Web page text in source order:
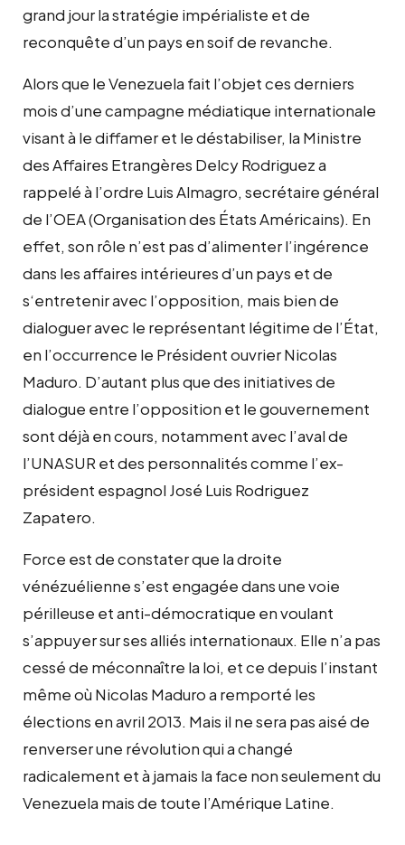
grand jour la stratégie impérialiste et de
reconquête d’un pays en soif de revanche.
Alors que le Venezuela fait l’objet ces derniers
mois d’une campagne médiatique internationale
visant à le diffamer et le déstabiliser, la Ministre
desAffaires Etrangères Delcy Rodriguez a
rappelé à l’ordre Luis Almagro, secrétaire général
de l’OEA (Organisation des États Américains). En
effet, son rôle n’est pas d’alimenter l’ingérence
dans les affaires intérieures d’un pays etde
s‘entretenir avec l’opposition, mais bien de
dialoguer avec le représentant légitime de l’État,
en l’occurrence le Président ouvrier Nicolas
Maduro. D’autant plus que des initiatives de
dialogue entre l’opposition et le gouvernement
sont déjà en cours, notamment avec l’aval de
l’UNASUR et des personnalités comme l’ex-
président espagnol José Luis Rodriguez
Zapatero.
Force est de constater que la droite
vénézuélienne s’est engagéedans une voie
périlleuse et anti-démocratique en voulant
s’appuyer sur ses alliés internationaux. Elle n’a pas
cessé de méconnaître la loi, et ce depuis l’instant
même où Nicolas Maduro a remporté les
élections en avril 2013. Mais il ne sera pas aisé de
renverser une révolution qui a changé
radicalement et à jamais la face non seulement du
Venezuela mais de toute l’Amérique Latine.